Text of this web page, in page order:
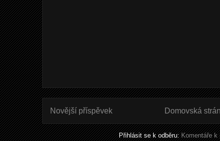
Novější příspěvek Domovská
Přihlásit se k odběru:Komentáře